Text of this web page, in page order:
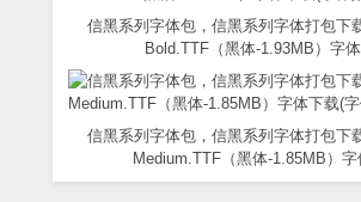
信黑系列字体包，信黑系列字体打包下
Bold.TTF（黑体-1.93MB）字
信黑系列字体包，信黑系列字体打包下
Medium.TTF（黑体-1.85MB）